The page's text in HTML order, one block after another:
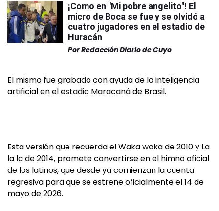
¡Como en "Mi pobre angelito"! El
micro de Boca se fue y se olvidó a
cuatro jugadores en el estadio de
Huracán
PorRedacción Diario de Cuyo
El mismo fue grabado con ayuda de la inteligencia
artificial en el estadio Maracaná de Brasil.
Esta versión que recuerda el Waka waka de 2010 y La
la la de 2014, promete convertirse en el himno oficial
de los latinos, que desde ya comienzan la cuenta
regresiva para que se estrene oficialmente el 14 de
mayo de 2026.